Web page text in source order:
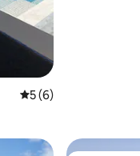
5 de uma avaliação
5 (6)